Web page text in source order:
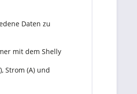
Daten zu
mit dem Shelly
Strom (A) und